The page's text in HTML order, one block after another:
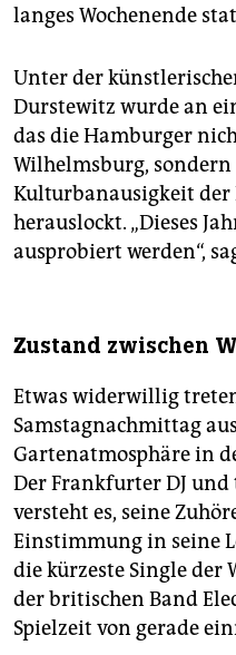
langes Wochenende
Unter der
Durstewitz wurde an
das die Hamburger
Wilhelmsburg, sondern
Kulturbanausigkeit
herauslockt. „Dieses
ausprobiert werden“,
Zustand zwischen
Etwas widerwillig
Samstagnachmittag
Gartenatmosphäre in
Der Frankfurter DJ
versteht es, seine
Einstimmung in seine
die kürzeste Single der
der britischen Band
Spielzeit von gerade